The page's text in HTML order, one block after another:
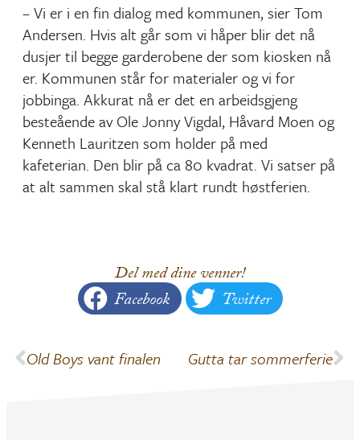
– Vi er i en fin dialog med kommunen, sier Tom
Andersen. Hvis alt går som vi håper blir det nå
dusjer til begge garderobene der som kiosken nå
er. Kommunen står for materialer og vi for
jobbinga. Akkurat nå er det en arbeidsgjeng
besteående av Ole Jonny Vigdal, Håvard Moen og
Kenneth Lauritzen som holder på med
kafeterian. Den blir på ca 80 kvadrat. Vi satser på
at alt sammen skal stå klart rundt høstferien.
Del med dine venner!
Facebook Twitter
Old Boys vant finalen Gutta tar sommerferie